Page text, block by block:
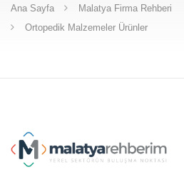
Ana Sayfa
Malatya Firma Rehberi
Ortopedik Malzemeler Ürünler